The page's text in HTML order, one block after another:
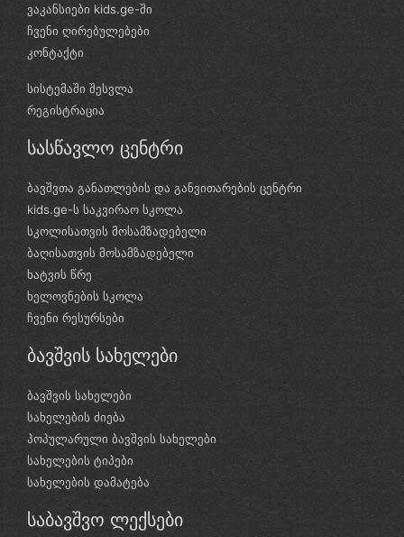
ვაკანსიები kids.ge-ში
ჩვენი ღირებულებები
კონტაქტი
სისტემაში შესვლა
რეგისტრაცია
სასწავლო ცენტრი
ბავშვთა განათლების და განვითარების ცენტრი
kids.ge-ს საკვირაო სკოლა
სკოლისათვის მოსამზადებელი
ბაღისათვის მოსამზადებელი
ხატვის წრე
ხელოვნების სკოლა
ჩვენი რესურსები
ბავშვის სახელები
ბავშვის სახელები
სახელების ძიება
პოპულარული ბავშვის სახელები
სახელების ტიპები
სახელების დამატება
საბავშვო ლექსები